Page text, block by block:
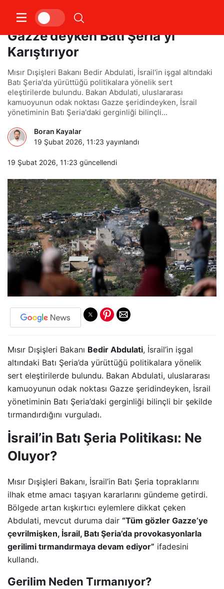
Mısır: İsrail, Dikkatler
Gazze’deyken Batı Şeria’yı
Karıştırıyor
Mısır Dışişleri Bakanı Bedir Abdulati, İsrail'in işgal altındaki
Batı Şeria'da yürüttüğü politikalara yönelik sert
eleştirilerde bulundu. Bakan Abdulati, uluslararası
kamuoyunun odak noktası Gazze şeridindeyken, İsrail
yönetiminin Batı Şeria'daki gerginliği bilinçli...
Boran Kayalar
19 Şubat 2026, 11:23 yayınlandı
19 Şubat 2026, 11:23 güncellendi
Mısır Dışişleri Bakanı Bedir Abdulati, İsrail’in işgal
altındaki Batı Şeria’da yürüttüğü politikalara yönelik
sert eleştirilerde bulundu. Bakan Abdulati, uluslararası
kamuoyunun odak noktası Gazze şeridindeyken, İsrail
yönetiminin Batı Şeria’daki gerginliği bilinçli bir şekilde
tırmandırdığını vurguladı.
İsrail’in Batı Şeria Politikası: Ne
Oluyor?
Mısır Dışişleri Bakanı, İsrail’in Batı Şeria topraklarını
ilhak etme amacı taşıyan kararlarını gündeme getirdi.
Bölgede artan kışkırtıcı eylemlere dikkat çeken
Abdulati, mevcut duruma dair “Tüm gözler Gazze’ye
çevrilmişken, İsrail, Batı Şeria’da provokasyonlarla
gerilimi tırmandırmaya devam ediyor” ifadesini
kullandı.
Gerilim Neden Tırmanıyor?